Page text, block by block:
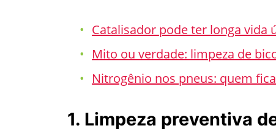
Catalisador pode ter longa
Mito ou verdade: limpeza de
Nitrogênio nos pneus: quem
1. Limpeza preventiva